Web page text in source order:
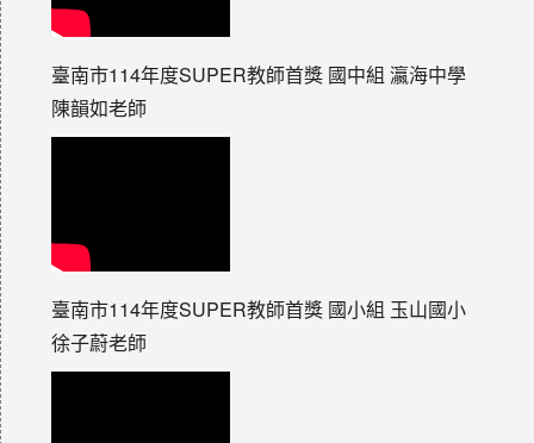
臺南市114年度SUPER教師首獎 國中組 瀛海中學
陳韻如老師
臺南市114年度SUPER教師首獎 國小組 玉山國小
徐子蔚老師